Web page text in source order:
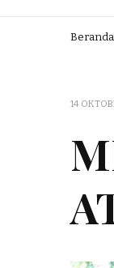
Beranda
14